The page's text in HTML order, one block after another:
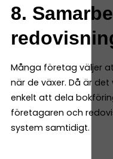
8.
Många företag väljer
när de växer. Då är
enkelt att dela
företagaren och
system samtidigt.